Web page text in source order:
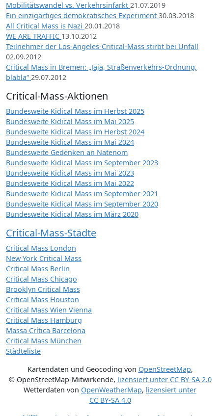
Mobilitätswandel vs. Verkehrsinfarkt 21.07.2019
Ein einzigartiges demokratisches Experiment 30.03.2018
All Critical Mass is Nazi 20.01.2018
WE ARE TRAFFIC 13.10.2012
Teilnehmer der Los-Angeles-Critical-Mass stirbt bei Unfall
02.09.2012
Critical Mass in Bremen: „Jaja, Straßenverkehrs-Ordnung,
blabla“ 29.07.2012
Critical-Mass-Aktionen
Bundesweite Kidical Mass im Herbst 2025
Bundesweite Kidical Mass im Mai 2025
Bundesweite Kidical Mass im Herbst 2024
Bundesweite Kidical Mass im Mai 2024
Bundesweite Gedenken an Natenom
Bundesweite Kidical Mass im September 2023
Bundesweite Kidical Mass im Mai 2023
Bundesweite Kidical Mass im Mai 2022
Bundesweite Kidical Mass im September 2021
Bundesweite Kidical Mass im September 2020
Bundesweite Kidical Mass im März 2020
Critical-Mass-Städte
Critical Mass London
New York Critical Mass
Critical Mass Berlin
Critical Mass Chicago
Brooklyn Critical Mass
Critical Mass Houston
Critical Mass Wien Vienna
Critical Mass Hamburg
Massa Crítica Barcelona
Critical Mass München
Städteliste
Kartendaten und Geocoding von OpenStreetMap,
© OpenStreetMap-Mitwirkende, lizensiert unter CC BY-SA 2.0
Wetterdaten von OpenWeatherMap, lizensiert unter
CC BY-SA 4.0